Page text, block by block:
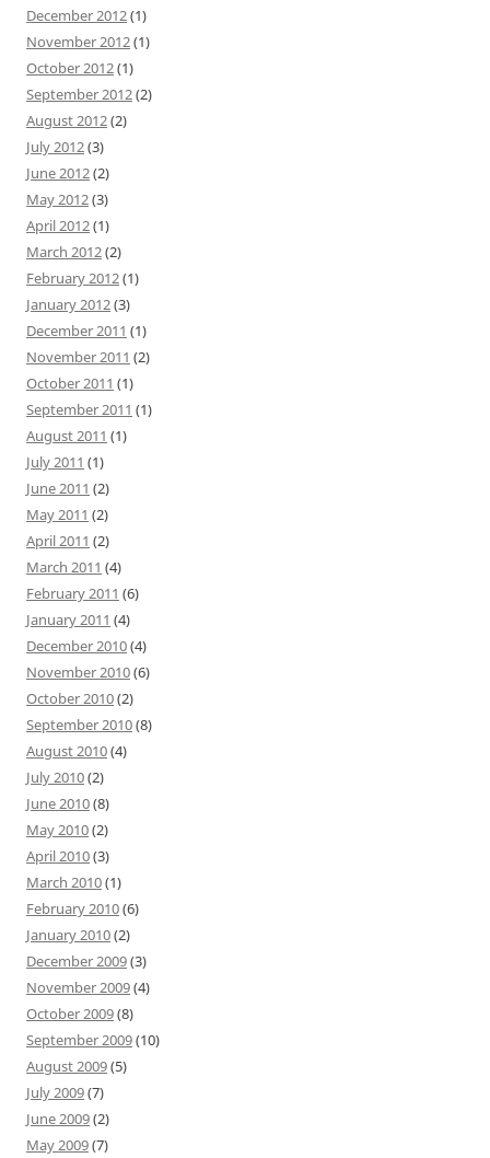
December 2012(1)
November 2012(1)
October 2012(1)
September 2012(2)
August 2012(2)
July 2012(3)
June 2012(2)
May 2012(3)
April 2012(1)
March 2012(2)
February 2012(1)
January 2012(3)
December 2011 (1)
November 2011 (2)
October 2011 (1)
September 2011 (1)
August 2011 (1)
July 2011 (1)
June 2011 (2)
May 2011 (2)
April 2011 (2)
March 2011 (4)
February 2011 (6)
January 2011 (4)
December 2010(4)
November 2010(6)
October 2010(2)
September 2010(8)
August 2010(4)
July 2010(2)
June 2010(8)
May 2010(2)
April 2010(3)
March 2010(1)
February 2010(6)
January 2010(2)
December 2009(3)
November 2009(4)
October 2009(8)
September 2009(10)
August 2009(5)
July 2009(7)
June 2009(2)
May 2009(7)